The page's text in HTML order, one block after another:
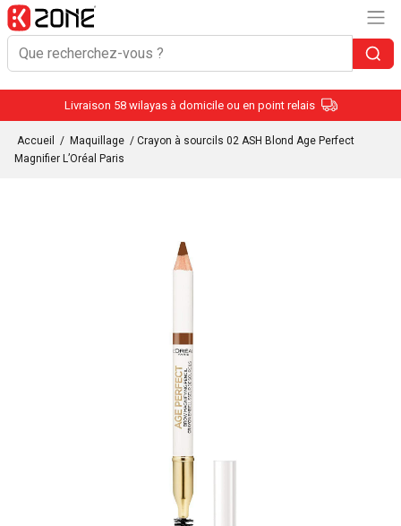
Livraison 58 wilayas à domicile ou en point relais
Accueil / Maquillage / Crayon à sourcils 02 ASH Blond Age Perfect
Magnifier L’Oréal Paris